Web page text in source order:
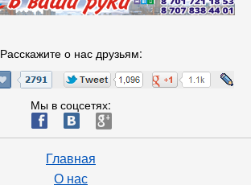
Расскажите о нас друзьям:
Мы в соцсетях:
ä æ è
Главная
О нас